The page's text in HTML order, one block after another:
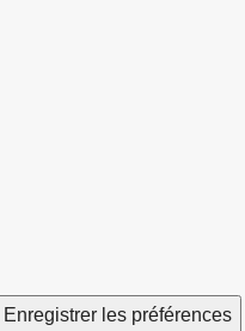
Enregistrer les préférences